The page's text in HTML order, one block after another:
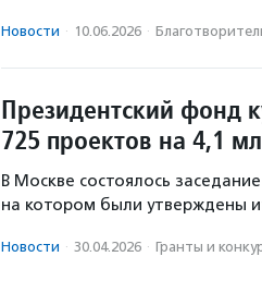
Новости · 10.06.2026 ·
Президентский фонд
725 проектов на 4,1
В Москве состоялось
на котором были утверждены
Новости · 30.04.2026 · Гранты и